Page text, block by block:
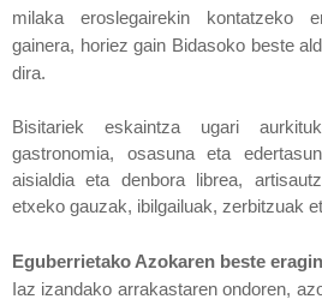
milaka eroslegairekin kontatzeko
gainera, horiez gain Bidasoko beste
dira.
Bisitariek eskaintza ugari
gastronomia, osasuna eta
aisialdia eta denbora librea,
etxeko gauzak, ibilgailuak, zerbitzuak
Eguberrietako Azokaren beste
Iaz izandako arrakastaren ondoren,